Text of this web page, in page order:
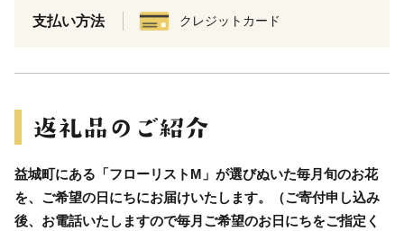
支払い方法 クレジットカード
益城町にある「フローリストM」が選びぬいた毎月旬のお花
を、ご希望の日にちにお届けいたします。（ご寄付申し込み
後、お電話いたしますので毎月ご希望のお日にちをご指定く